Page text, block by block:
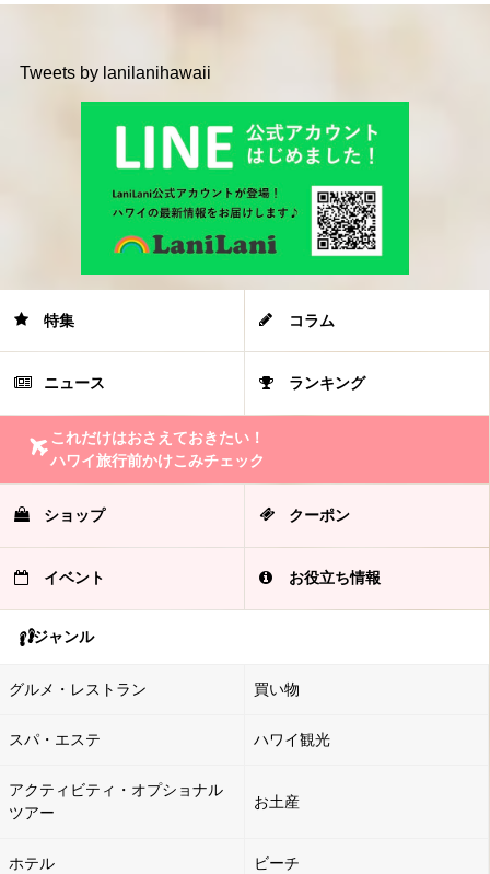
Tweets by lanilanihawaii
特集 コラム
ニュース ランキング
これだけはおさえておきたい！
ハワイ旅行前かけこみチェック
ショップ クーポン
イベント お役立ち情報
ジャンル
グルメ・レストラン 買い物
スパ・エステ ハワイ観光
アクティビティ・オプショナル
ツアー
お土産
ホテル ビーチ